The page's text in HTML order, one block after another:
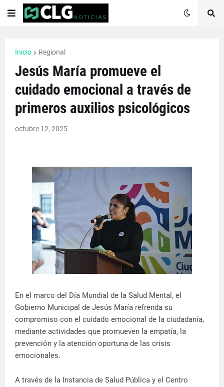
Inicio Regional
Jesús María promueve el
cuidado emocional a través de
primeros auxilios psicológicos
octubre 12, 2025
En el marco del Día Mundial de la Salud Mental, el
Gobierno Municipal de Jesús María refrenda su
compromiso con el cuidado emocional de la ciudadanía,
mediante actividades que promueven la empatía, la
prevención y la atención oportuna de las crisis
emocionales.
A través de la Instancia de Salud Pública y el Centro